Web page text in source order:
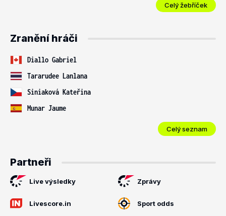
Celý žebříček
Zranění hráči
Diallo Gabriel
Tararudee Lanlana
Siniaková Kateřina
Munar Jaume
Celý seznam
Partneři
Live výsledky Zprávy
Livescore.in Sport odds